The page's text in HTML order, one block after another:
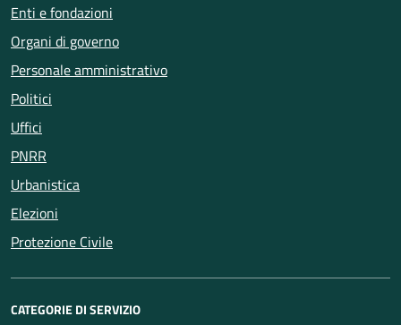
Enti e fondazioni
Organi di governo
Personale amministrativo
Politici
Uffici
PNRR
Urbanistica
Elezioni
Protezione Civile
CATEGORIE DI SERVIZIO